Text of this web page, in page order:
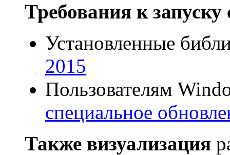
Требования к запуску
Установленные
2015
Пользователям
специальное
Также визуализация